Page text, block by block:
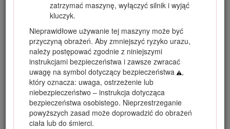
zatrzymać maszynę, wyłączyć silnik i wyjąć
kluczyk.
Nieprawidłowe używanie tej maszyny może być
przyczyną obrażeń. Aby zmniejszyć ryzyko urazu,
należy postępować zgodnie z niniejszymi
instrukcjami bezpieczeństwa i zawsze zwracać
uwagę na symbol dotyczący bezpieczeństwa
,
który oznacza: uwaga, ostrzeżenie lub
niebezpieczeństwo – instrukcja dotycząca
bezpieczeństwa osobistego. Nieprzestrzeganie
powyższych zasad może doprowadzić do obrażeń
ciała lub do śmierci.
zawarte w niej ostrzeżenia zostały oznaczone symbolem
ostrzegawczym (Rysunek
niebezpieczeństwo mogące spowodować poważne
obrażenia lub śmierć w razie zlekceważenia zalecanych
środków ostrożności.
Rysunek 2
Symbol ostrzegawczy